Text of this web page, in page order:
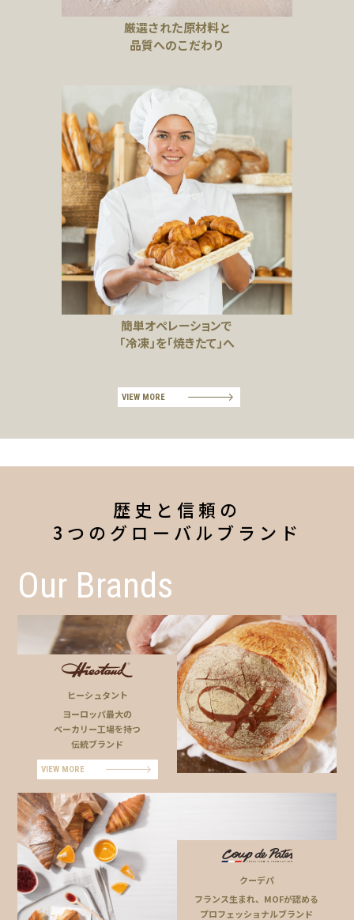
厳選された原材料と
品質へのこだわり
簡単オペレーションで
「冷凍」を「焼きたて」へ
VIEW MORE
歴史と信頼の
3つのグローバルブランド
Our Brands
ヒーシュタント
ヨーロッパ最大の
ベーカリー工場を持つ
伝統ブランド
VIEW MORE
クーデパ
フランス生まれ、MOFが認める
プロフェッショナルブランド